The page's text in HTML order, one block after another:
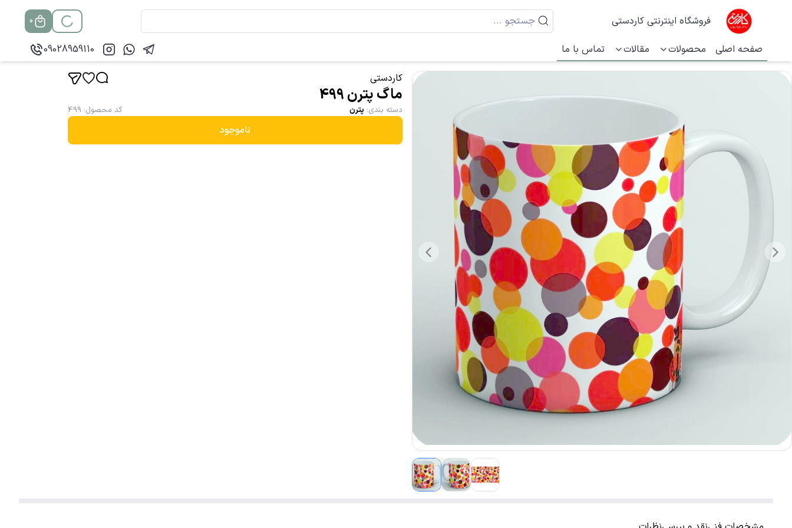
فروشگاه اینترنتی کاردستی 0
صفحه اصلی محصولات مقالات تماس با ما 09028959110
کاردستی
ماگ پترن 499
دسته بندی: پترن کد محصول:
499
ناموجود